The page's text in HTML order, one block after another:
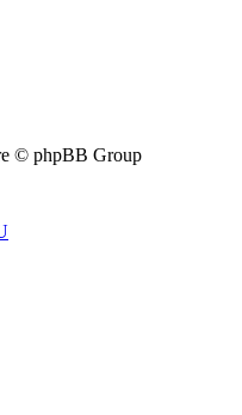
© phpBB Group